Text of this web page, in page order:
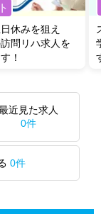
休みを狙え
問リハ求人を
！
近見た求人
0件
0件